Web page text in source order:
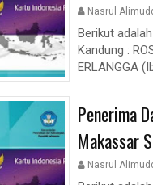
Nasrul
Berikut
Kandung :
ERLANGGA
Penerima
Makassar
Nasrul